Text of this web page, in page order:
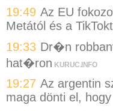
19:49 Az EU
Metától és a
19:33 Dr�n
hat�ron KURUC.INFO
19:27 Az argentin
maga dönti el,